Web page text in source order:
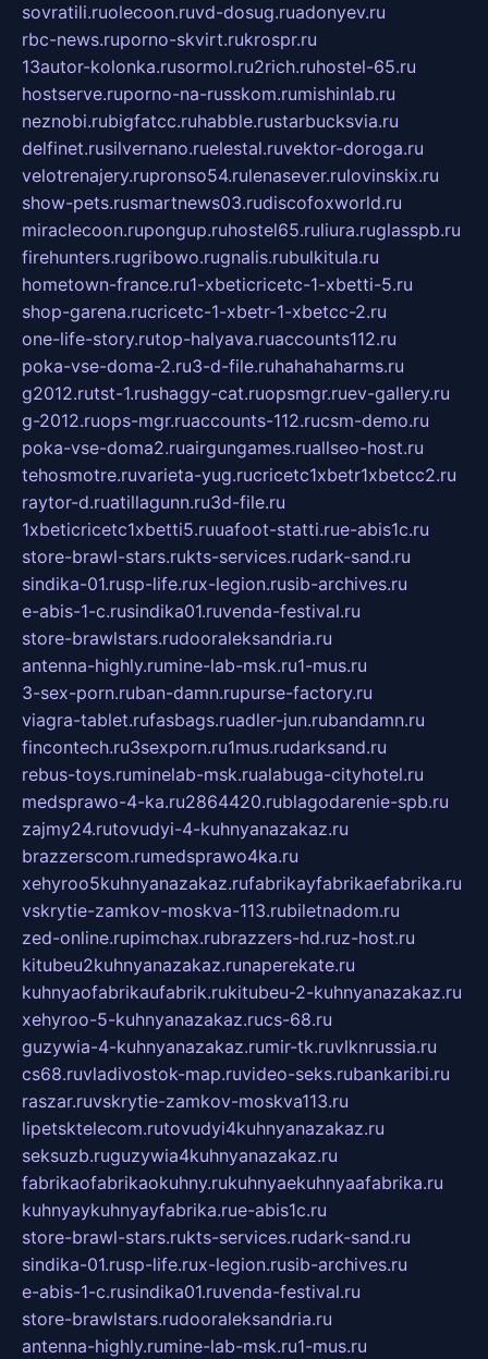
sovratili.ruolecoon.ruvd-dosug.ruadonyev.ru
rbc-news.ruporno-skvirt.rukrospr.ru
13autor-kolonka.rusormol.ru2rich.ruhostel-65.ru
hostserve.ruporno-na-russkom.rumishinlab.ru
neznobi.rubigfatcc.ruhabble.rustarbucksvia.ru
delfinet.rusilvernano.ruelestal.ruvektor-doroga.ru
velotrenajery.rupronso54.rulenasever.rulovinskix.ru
show-pets.rusmartnews03.rudiscofoxworld.ru
miraclecoon.rupongup.ruhostel65.ruliura.ruglasspb.ru
firehunters.rugribowo.rugnalis.rubulkitula.ru
hometown-france.ru1-xbeticricetc-1-xbetti-5.ru
shop-garena.rucricetc-1-xbetr-1-xbetcc-2.ru
one-life-story.rutop-halyava.ruaccounts112.ru
poka-vse-doma-2.ru3-d-file.ruhahahaharms.ru
g2012.rutst-1.rushaggy-cat.ruopsmgr.ruev-gallery.ru
g-2012.ruops-mgr.ruaccounts-112.rucsm-demo.ru
poka-vse-doma2.ruairgungames.ruallseo-host.ru
tehosmotre.ruvarieta-yug.rucricetc1xbetr1xbetcc2.ru
raytor-d.ruatillagunn.ru3d-file.ru
1xbeticricetc1xbetti5.ruuafoot-statti.rue-abis1c.ru
store-brawl-stars.rukts-services.rudark-sand.ru
sindika-01.rusp-life.rux-legion.rusib-archives.ru
e-abis-1-c.rusindika01.ruvenda-festival.ru
store-brawlstars.rudooraleksandria.ru
antenna-highly.rumine-lab-msk.ru1-mus.ru
3-sex-porn.ruban-damn.rupurse-factory.ru
viagra-tablet.rufasbags.ruadler-jun.rubandamn.ru
fincontech.ru3sexporn.ru1mus.rudarksand.ru
rebus-toys.ruminelab-msk.rualabuga-cityhotel.ru
medsprawo-4-ka.ru2864420.rublagodarenie-spb.ru
zajmy24.rutovudyi-4-kuhnyanazakaz.ru
brazzerscom.rumedsprawo4ka.ru
xehyroo5kuhnyanazakaz.rufabrikayfabrikaefabrika.ru
vskrytie-zamkov-moskva-113.rubiletnadom.ru
zed-online.rupimchax.rubrazzers-hd.ruz-host.ru
kitubeu2kuhnyanazakaz.runaperekate.ru
kuhnyaofabrikaufabrik.rukitubeu-2-kuhnyanazakaz.ru
xehyroo-5-kuhnyanazakaz.rucs-68.ru
guzywia-4-kuhnyanazakaz.rumir-tk.ruvlknrussia.ru
cs68.ruvladivostok-map.ruvideo-seks.rubankaribi.ru
raszar.ruvskrytie-zamkov-moskva113.ru
lipetsktelecom.rutovudyi4kuhnyanazakaz.ru
seksuzb.ruguzywia4kuhnyanazakaz.ru
fabrikaofabrikaokuhny.rukuhnyaekuhnyaafabrika.ru
kuhnyaykuhnyayfabrika.rue-abis1c.ru
store-brawl-stars.rukts-services.rudark-sand.ru
sindika-01.rusp-life.rux-legion.rusib-archives.ru
e-abis-1-c.rusindika01.ruvenda-festival.ru
store-brawlstars.rudooraleksandria.ru
antenna-highly.rumine-lab-msk.ru1-mus.ru